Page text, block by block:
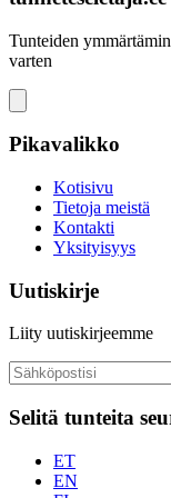
Tunteiden
varten
Pikavalikko
Kotisivu
Tietoja meistä
Kontakti
Yksityisyys
Uutiskirje
Liity uutiskirjeemme
Selitä tunteita
ET
EN